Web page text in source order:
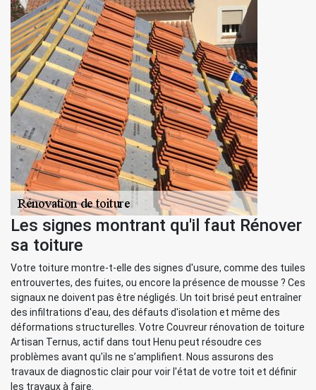
Les signes montrant qu'il faut Rénover
sa toiture
Votre toiture montre-t-elle des signes d'usure, comme des tuiles
entrouvertes, des fuites, ou encore la présence de mousse ? Ces
signaux ne doivent pas être négligés. Un toit brisé peut entraîner
des infiltrations d'eau, des défauts d'isolation et même des
déformations structurelles. Votre Couvreur rénovation de toiture
Artisan Ternus, actif dans tout Henu peut résoudre ces
problèmes avant qu'ils ne s’amplifient. Nous assurons des
travaux de diagnostic clair pour voir l'état de votre toit et définir
les travaux à faire.